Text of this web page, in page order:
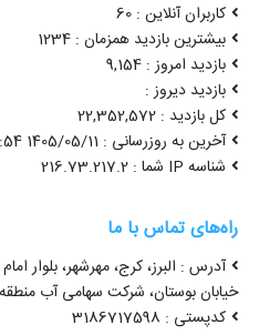
کاربران آنلاین : 60
بیشترین بازدید همزمان : 1234
بازدید امروز : 9,154
بازدید دیروز :
کل بازدید : 22,352,572
آخرین به روزرسانی : 1405/05/11 12:38:54
شناسه IP شما : 216.73.217.2
راه‌های تماس با ما
آدرس : البرز، کرج، مهرشهر، بلوار
خیابان بوستان، شرکت سهامی آب منطقه
کدپستی : 3186717598